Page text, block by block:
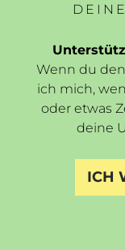
Wenn du
ich mich,
oder etwas
deine
ICH